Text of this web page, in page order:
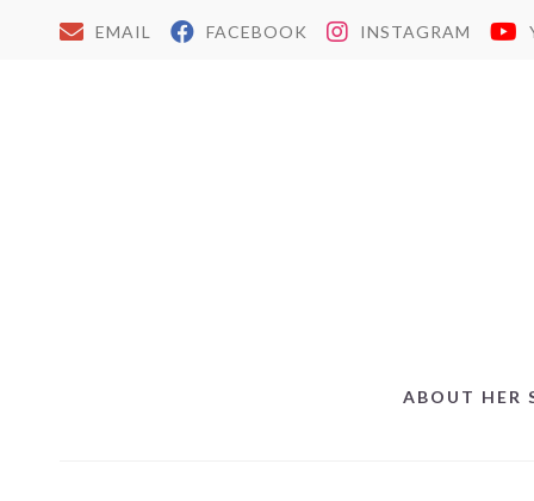
EMAIL FACEBOOK INSTAGRAM
ABOUT HER